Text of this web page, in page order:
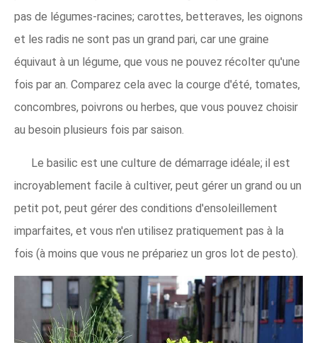
pas de légumes-racines; carottes, betteraves, les oignons
et les radis ne sont pas un grand pari, car une graine
équivaut à un légume, que vous ne pouvez récolter qu'une
fois par an. Comparez cela avec la courge d'été, tomates,
concombres, poivrons ou herbes, que vous pouvez choisir
au besoin plusieurs fois par saison.
Le basilic est une culture de démarrage idéale; il est
incroyablement facile à cultiver, peut gérer un grand ou un
petit pot, peut gérer des conditions d'ensoleillement
imparfaites, et vous n'en utilisez pratiquement pas à la
fois (à moins que vous ne prépariez un gros lot de pesto).